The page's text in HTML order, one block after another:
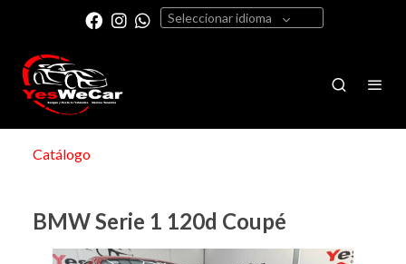
Seleccionar idioma
Catálogo
BMW Serie 1 120d Coupé